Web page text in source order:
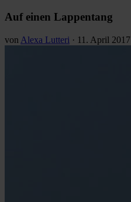
Auf einen Lappentang
von Alexa Lutteri · 11. April 2017